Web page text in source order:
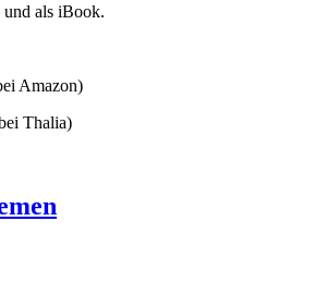
als iBook.
Amazon)
Thalia)